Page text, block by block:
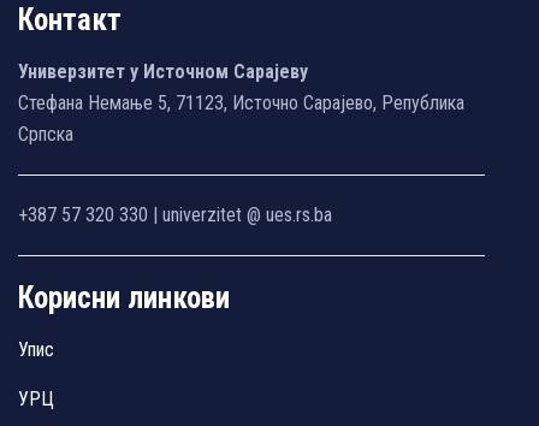
Контакт
Универзитет у Источном Сарајеву
Стефана Немање 5, 71123, Источно Сарајево, Република
Српска
+387 57 320 330 | univerzitet @ ues.rs.ba
Корисни линкови
Упис
УРЦ